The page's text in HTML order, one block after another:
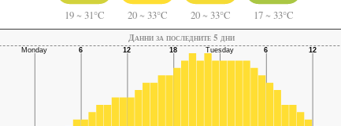
19 ~ 31°C 20 ~ 33°C 20 ~ 33°C 17 ~ 33°C
Данни за последните 5 дни